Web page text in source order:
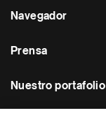
Navegador
Prensa
Nuestro portafolio